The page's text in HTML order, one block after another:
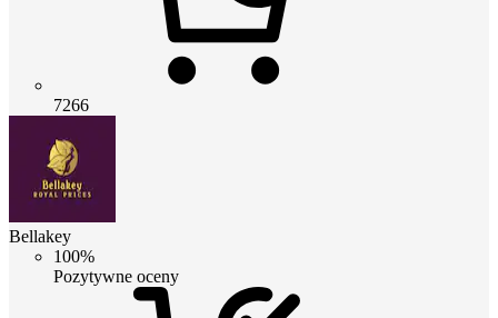
7266
Bellakey
100%
Pozytywne oceny